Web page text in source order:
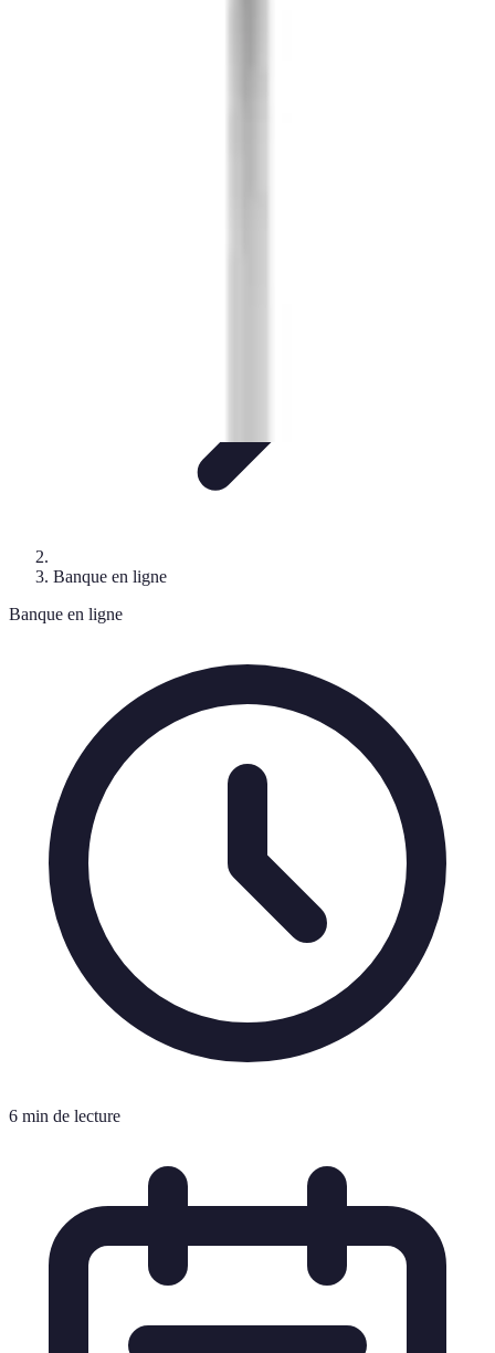
Banque en ligne
Banque en ligne
6 min de lecture